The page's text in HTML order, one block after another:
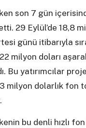
son 7 gün
29 Eylül’de 18,8
günü itibarıyla
milyon doları
Bu yatırımcılar
milyon dolarlık fon
bu denli hızlı